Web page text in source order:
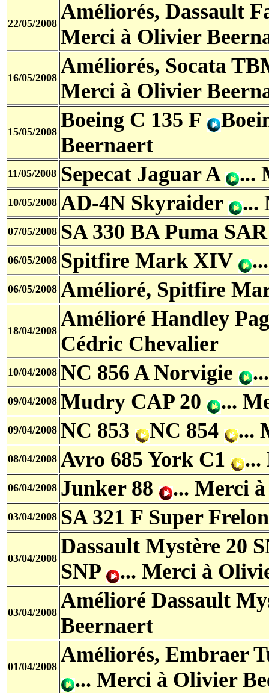
22/05/2008 Améliorés, Dassault
Merci à Olivier
16/05/2008 Améliorés, Socata
Merci à Olivier
15/05/2008 Boeing C 135 F
Beernaert
11/05/2008 Sepecat Jaguar A ...
10/05/2008 AD-4N Skyraider ...
07/05/2008 SA 330 BA Puma
06/05/2008 Spitfire Mark XIV
06/05/2008 Amélioré, Spitfire
18/04/2008 Amélioré Handley
Cédric Chevalier
10/04/2008 NC 856 A Norvigie
09/04/2008 Mudry CAP 20 ...
09/04/2008 NC 853 NC 854 ...
08/04/2008 Avro 685 York C1 ...
06/04/2008 Junker 88 ... Merci
03/04/2008 SA 321 F Super
03/04/2008 Dassault Mystère 20
SNP
... Merci à
03/04/2008 Amélioré Dassault
Beernaert
01/04/2008 Améliorés, Embraer
... Merci à Olivier